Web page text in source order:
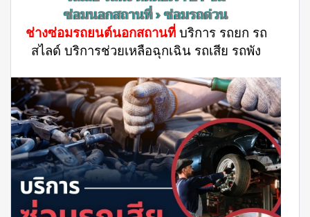
ซ่อมนอกสถานที่ › ซ่อมรถด่วน
ช่างซ่อมรถยนต์นอกสถานที่ บริการ รถยก รถ
สไลด์ บริการช่วยเหลือฉุกเฉิน รถเสีย รถพัง